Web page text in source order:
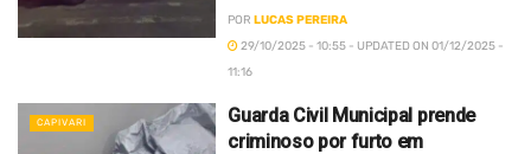
POR LUCAS PEREIRA
29/10/2025 - 10:55 - UPDATED ON 01/12/2025 -
11:16
CAPIVARI
Guarda Civil Municipal prende
criminoso por furto em